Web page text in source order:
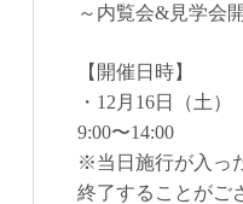
～内覧会&見学会
【開催日時】
・12月16日（土）
9:00〜14:00
※当日施行が入っ
終了することがご